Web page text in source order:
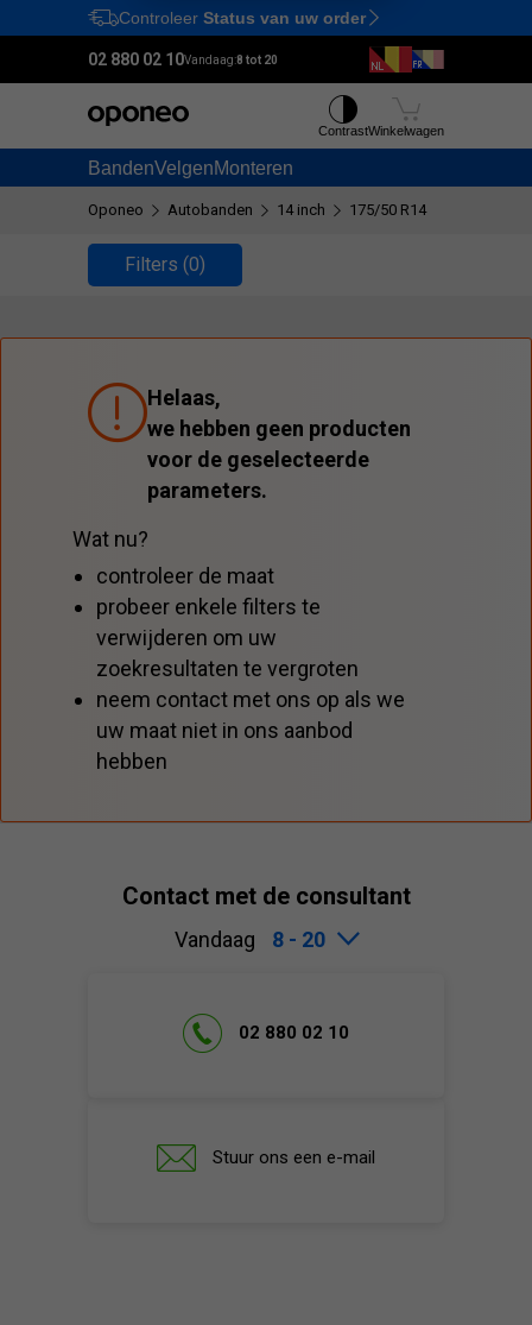
Ctrl M
Controleer Status van uw order
02 880 02 10Vandaag:8 tot 20
BandenVelgenMonteren
ContrastWinkelwagen
Oponeo Autobanden 14 inch 175/50 R14
Filters (0)
Helaas,
we hebben geen producten
voor de geselecteerde
parameters.
Wat nu?
controleer de maat
probeer enkele filters te
verwijderen om uw
zoekresultaten te vergroten
neem contact met ons op als we
uw maat niet in ons aanbod
hebben
Contact met de consultant
Vandaag 8 - 20
02 880 02 10
Stuur ons een e-mail